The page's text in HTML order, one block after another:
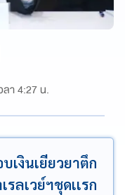
า 4:27 น.
เงินเยียวยาตึก
ลเวย์ฯชุดเเรก